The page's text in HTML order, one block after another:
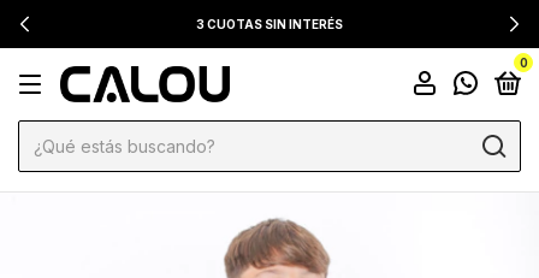
3 CUOTAS SIN INTERÉS
0